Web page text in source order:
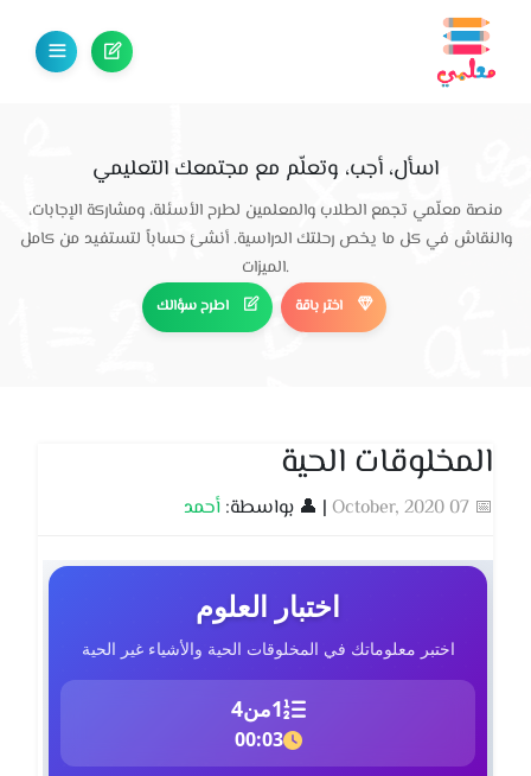
اسأل، أجب، وتعلّم مع مجتمعك التعليمي
منصة معلّمي تجمع الطلاب والمعلمين لطرح الأسئلة، ومشاركة الإجابات،
والنقاش في كل ما يخص رحلتك الدراسية. أنشئ حساباً لتستفيد من كامل
الميزات.
اطرح سؤالك اختر باقة
المخلوقات الحية
📅 07 October, 2020 | 👤 بواسطة: أحمد